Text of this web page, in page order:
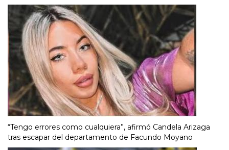
“Tengo errores como cualquiera”, afirmó Candela Arizaga
tras escapar del departamento de Facundo Moyano